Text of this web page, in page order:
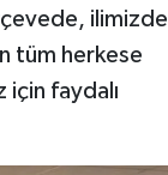
ilimizde
tüm herkese
için faydalı